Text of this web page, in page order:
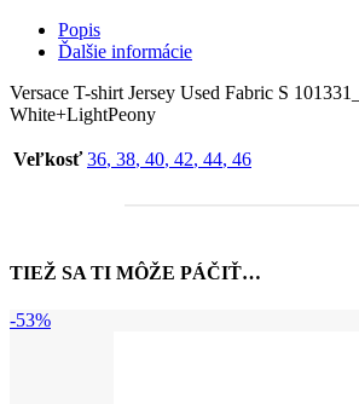
Popis
Ďalšie informácie
Versace T-shirt Jersey Used Fabric S
White+LightPeony
Veľkosť 36, 38, 40, 42, 44, 46
TIEŽ SA TI MÔŽE PÁČIŤ…
-53%